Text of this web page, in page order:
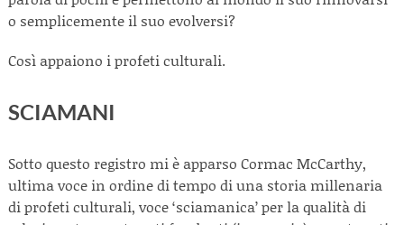
o semplicemente il suo evolversi?
Così appaiono i profeti culturali.
SCIAMANI
Sotto questo registro mi è apparso Cormac McCarthy,
ultima voce in ordine di tempo di una storia millenaria
di profeti culturali, voce ‘sciamanica’ per la qualità di